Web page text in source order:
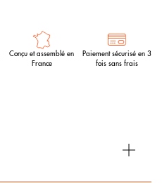
Conçu et assemblé en
France
Paiement sécurisé en 3
fois sans frais